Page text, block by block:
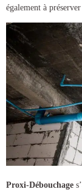
également à
Proxi-Débouchage